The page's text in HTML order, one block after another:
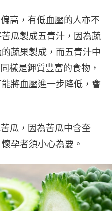
高，有低血壓的人亦不
瓜製成五青汁，因為蔬
蔬果製成，而五青汁中
樣是鉀質豐富的食物，
將血壓進一步降低，會
瓜，因為苦瓜中含奎
孕者須小心為要。